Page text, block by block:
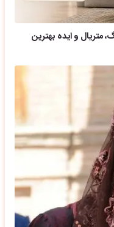
متریال و ایده بهترین